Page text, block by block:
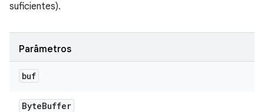
suficientes).
Parâmetros
buf
ByteBuffer